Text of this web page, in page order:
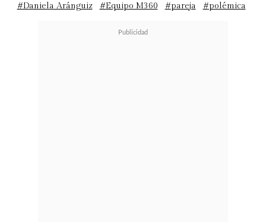
#Daniela Aránguiz
#Equipo M360 #pareja #polémica